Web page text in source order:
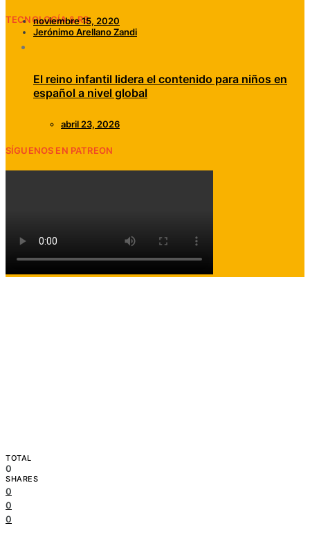
TECNOLOGÍA & RS
El reino infantil lidera el contenido para niños en
español a nivel global
abril 23, 2026
SÍGUENOS EN PATREON
noviembre 15, 2020
Jerónimo Arellano Zandi
TOTAL
0
SHARES
0
0
0